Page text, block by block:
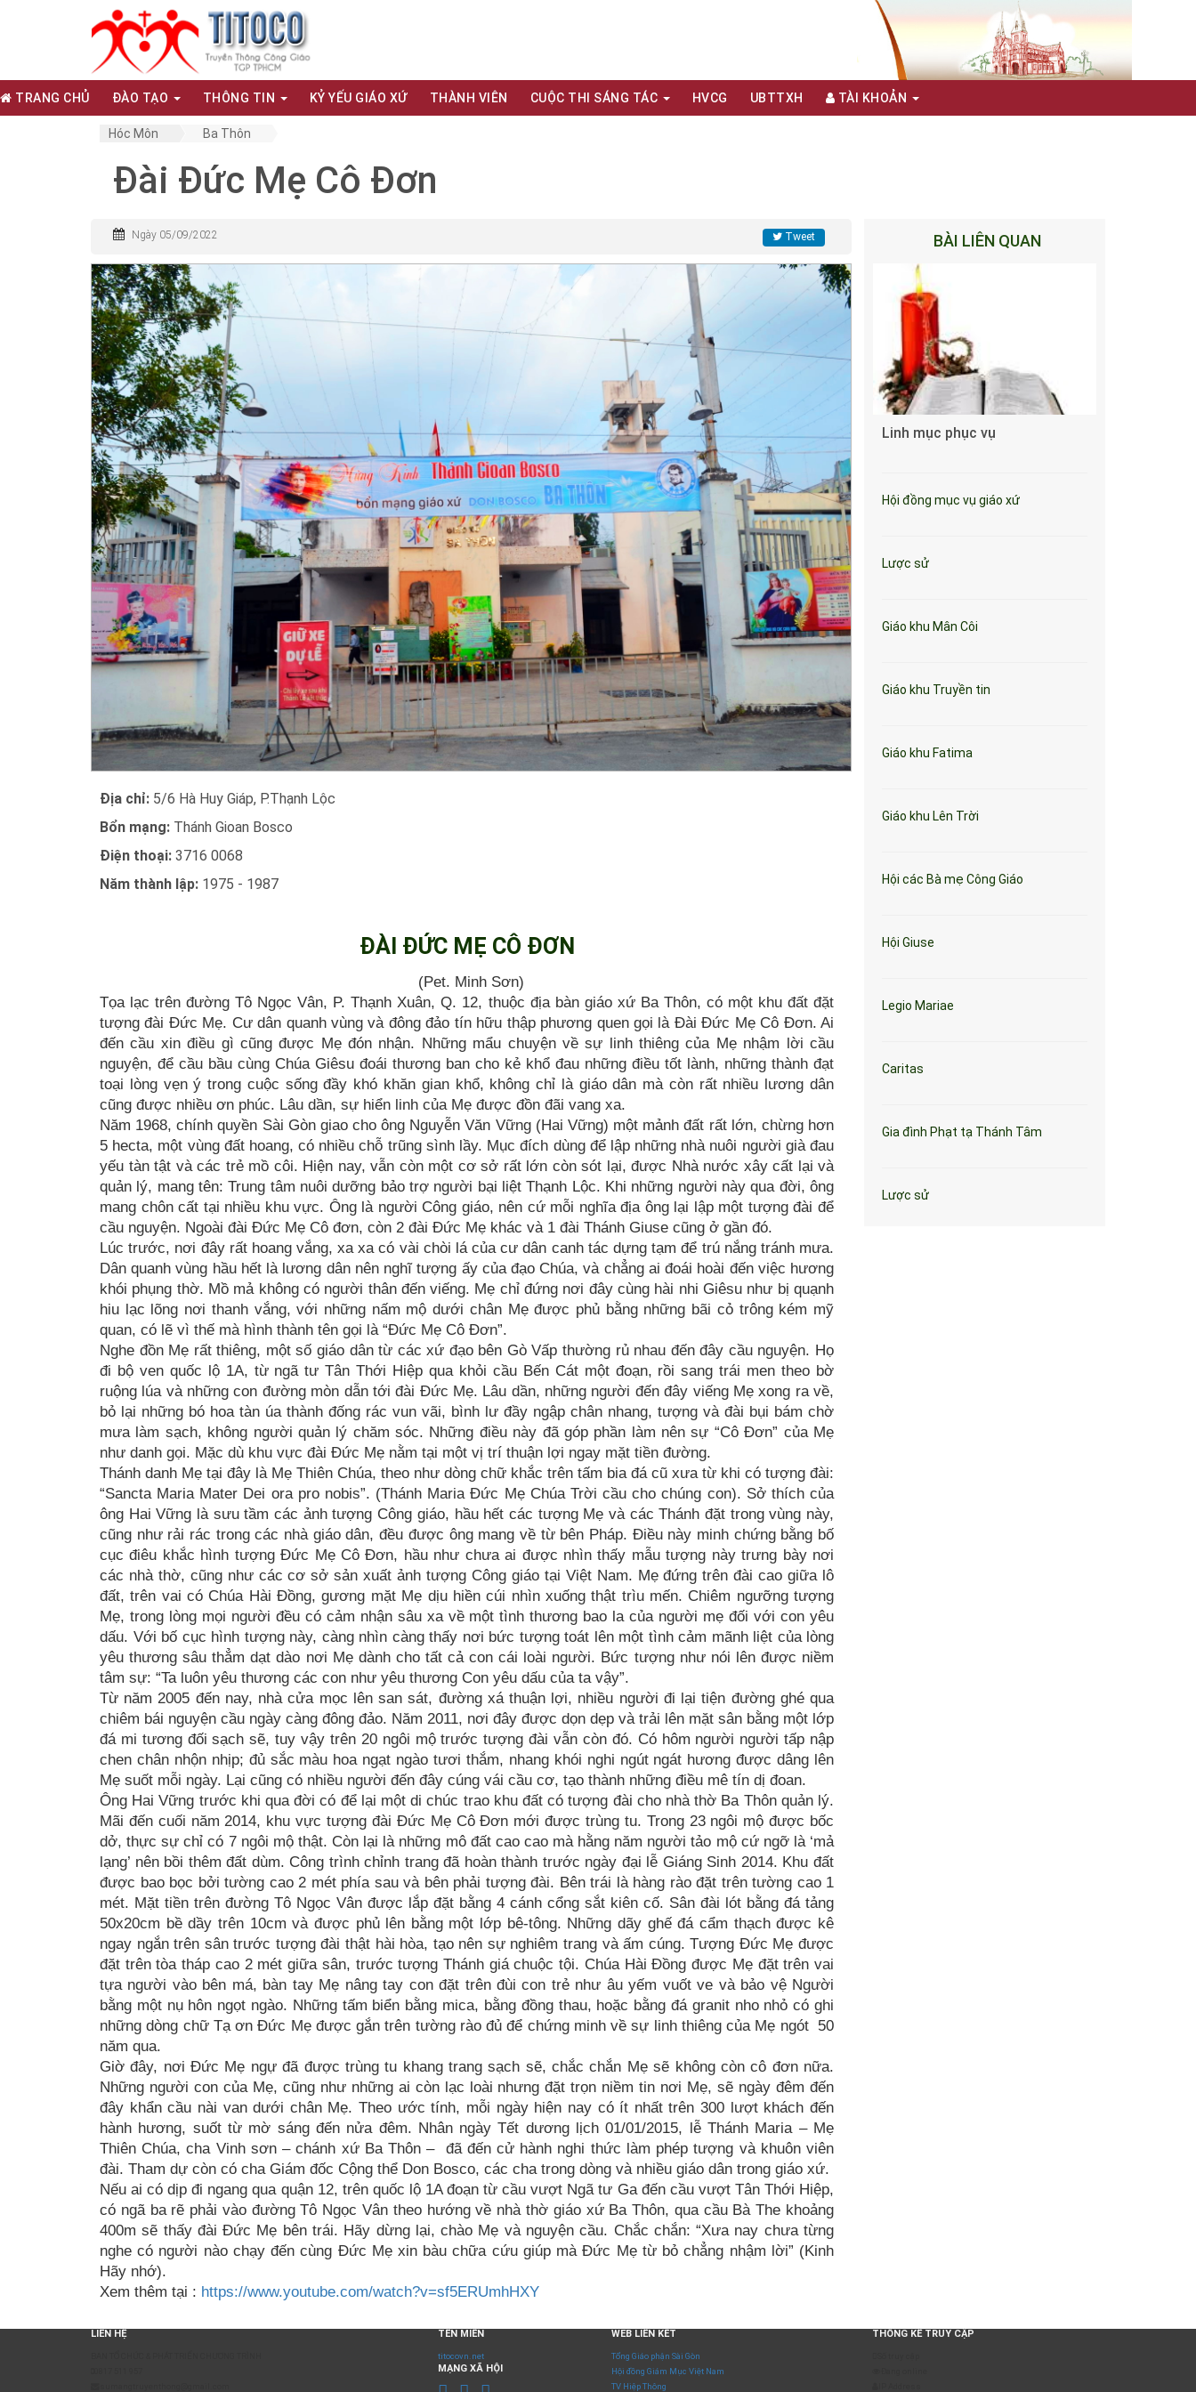
TRANG CHỦ ĐÀO TẠO THÔNG TIN KỶ YẾU GIÁO XỨ THÀNH VIÊN CUỘC THI SÁNG TÁC HVCG UBTTXH TÀI KHOẢN
Hóc Môn Ba Thôn
Đài Đức Mẹ Cô Đơn
Ngày 05/09/2022 Tweet
Địa chỉ: 5/6 Hà Huy Giáp, P.Thạnh Lộc
Bổn mạng: Thánh Gioan Bosco
Điện thoại: 3716 0068
Năm thành lập: 1975 - 1987
ĐÀI ĐỨC MẸ CÔ ĐƠN
(Pet. Minh Sơn)
Tọa lạc trên đường Tô Ngọc Vân, P. Thạnh Xuân, Q. 12, thuộc địa bàn giáo xứ Ba Thôn, có một khu đất đặt
tượng đài Đức Mẹ. Cư dân quanh vùng và đông đảo tín hữu thập phương quen gọi là Đài Đức Mẹ Cô Đơn. Ai
đến cầu xin điều gì cũng được Mẹ đón nhận. Những mẩu chuyện về sự linh thiêng của Mẹ nhậm lời cầu
nguyện, để cầu bầu cùng Chúa Giêsu đoái thương ban cho kẻ khổ đau những điều tốt lành, những thành đạt
toại lòng vẹn ý trong cuộc sống đầy khó khăn gian khổ, không chỉ là giáo dân mà còn rất nhiều lương dân
cũng được nhiều ơn phúc. Lâu dần, sự hiển linh của Mẹ được đồn đãi vang xa.
Năm 1968, chính quyền Sài Gòn giao cho ông Nguyễn Văn Vững (Hai Vững) một mảnh đất rất lớn, chừng hơn
5 hecta, một vùng đất hoang, có nhiều chỗ trũng sình lầy. Mục đích dùng để lập những nhà nuôi người già đau
yếu tàn tật và các trẻ mồ côi. Hiện nay, vẫn còn một cơ sở rất lớn còn sót lại, được Nhà nước xây cất lại và
quản lý, mang tên: Trung tâm nuôi dưỡng bảo trợ người bại liệt Thạnh Lộc. Khi những người này qua đời, ông
mang chôn cất tại nhiều khu vực. Ông là người Công giáo, nên cứ mỗi nghĩa địa ông lại lập một tượng đài để
cầu nguyện. Ngoài đài Đức Mẹ Cô đơn, còn 2 đài Đức Mẹ khác và 1 đài Thánh Giuse cũng ở gần đó.
Lúc trước, nơi đây rất hoang vắng, xa xa có vài chòi lá của cư dân canh tác dựng tạm để trú nắng tránh mưa.
Dân quanh vùng hầu hết là lương dân nên nghĩ tượng ấy của đạo Chúa, và chẳng ai đoái hoài đến việc hương
khói phụng thờ. Mồ mả không có người thân đến viếng. Mẹ chỉ đứng nơi đây cùng hài nhi Giêsu như bị quạnh
hiu lạc lõng nơi thanh vắng, với những nấm mộ dưới chân Mẹ được phủ bằng những bãi cỏ trông kém mỹ
quan, có lẽ vì thế mà hình thành tên gọi là “Đức Mẹ Cô Đơn”.
Nghe đồn Mẹ rất thiêng, một số giáo dân từ các xứ đạo bên Gò Vấp thường rủ nhau đến đây cầu nguyện. Họ
đi bộ ven quốc lộ 1A, từ ngã tư Tân Thới Hiệp qua khỏi cầu Bến Cát một đoạn, rồi sang trái men theo bờ
ruộng lúa và những con đường mòn dẫn tới đài Đức Mẹ. Lâu dần, những người đến đây viếng Mẹ xong ra về,
bỏ lại những bó hoa tàn úa thành đống rác vun vãi, bình lư đầy ngập chân nhang, tượng và đài bụi bám chờ
mưa làm sạch, không người quản lý chăm sóc. Những điều này đã góp phần làm nên sự “Cô Đơn” của Mẹ
như danh gọi. Mặc dù khu vực đài Đức Mẹ nằm tại một vị trí thuận lợi ngay mặt tiền đường.
Thánh danh Mẹ tại đây là Mẹ Thiên Chúa, theo như dòng chữ khắc trên tấm bia đá cũ xưa từ khi có tượng đài:
“Sancta Maria Mater Dei ora pro nobis”. (Thánh Maria Đức Mẹ Chúa Trời cầu cho chúng con). Sở thích của
ông Hai Vững là sưu tầm các ảnh tượng Công giáo, hầu hết các tượng Mẹ và các Thánh đặt trong vùng này,
cũng như rải rác trong các nhà giáo dân, đều được ông mang về từ bên Pháp. Điều này minh chứng bằng bố
cục điêu khắc hình tượng Đức Mẹ Cô Đơn, hầu như chưa ai được nhìn thấy mẫu tượng này trưng bày nơi
các nhà thờ, cũng như các cơ sở sản xuất ảnh tượng Công giáo tại Việt Nam. Mẹ đứng trên đài cao giữa lô
đất, trên vai có Chúa Hài Đồng, gương mặt Mẹ dịu hiền cúi nhìn xuống thật trìu mến. Chiêm ngưỡng tượng
Mẹ, trong lòng mọi người đều có cảm nhận sâu xa về một tình thương bao la của người mẹ đối với con yêu
dấu. Với bố cục hình tượng này, càng nhìn càng thấy nơi bức tượng toát lên một tình cảm mãnh liệt của lòng
yêu thương sâu thẳm dạt dào nơi Mẹ dành cho tất cả con cái loài người. Bức tượng như nói lên được niềm
tâm sự: “Ta luôn yêu thương các con như yêu thương Con yêu dấu của ta vậy”.
Từ năm 2005 đến nay, nhà cửa mọc lên san sát, đường xá thuận lợi, nhiều người đi lại tiện đường ghé qua
chiêm bái nguyện cầu ngày càng đông đảo. Năm 2011, nơi đây được dọn dẹp và trải lên mặt sân bằng một lớp
đá mi tương đối sạch sẽ, tuy vậy trên 20 ngôi mộ trước tượng đài vẫn còn đó. Có hôm người người tấp nập
chen chân nhộn nhịp; đủ sắc màu hoa ngạt ngào tươi thắm, nhang khói nghi ngút ngát hương được dâng lên
Mẹ suốt mỗi ngày. Lại cũng có nhiều người đến đây cúng vái cầu cơ, tạo thành những điều mê tín dị đoan.
Ông Hai Vững trước khi qua đời có để lại một di chúc trao khu đất có tượng đài cho nhà thờ Ba Thôn quản lý.
Mãi đến cuối năm 2014, khu vực tượng đài Đức Mẹ Cô Đơn mới được trùng tu. Trong 23 ngôi mộ được bốc
dở, thực sự chỉ có 7 ngôi mộ thật. Còn lại là những mô đất cao cao mà hằng năm người tảo mộ cứ ngỡ là ‘mả
lạng’ nên bồi thêm đất dùm. Công trình chỉnh trang đã hoàn thành trước ngày đại lễ Giáng Sinh 2014. Khu đất
được bao bọc bởi tường cao 2 mét phía sau và bên phải tượng đài. Bên trái là hàng rào đặt trên tường cao 1
mét. Mặt tiền trên đường Tô Ngọc Vân được lắp đặt bằng 4 cánh cổng sắt kiên cố. Sân đài lót bằng đá tảng
50x20cm bề dầy trên 10cm và được phủ lên bằng một lớp bê-tông. Những dãy ghế đá cẩm thạch được kê
ngay ngắn trên sân trước tượng đài thật hài hòa, tạo nên sự nghiêm trang và ấm cúng. Tượng Đức Mẹ được
đặt trên tòa tháp cao 2 mét giữa sân, trước tượng Thánh giá chuộc tội. Chúa Hài Đồng được Mẹ đặt trên vai
tựa người vào bên má, bàn tay Mẹ nâng tay con đặt trên đùi con trẻ như âu yếm vuốt ve và bảo vệ Người
bằng một nụ hôn ngọt ngào. Những tấm biển bằng mica, bằng đồng thau, hoặc bằng đá granit nho nhỏ có ghi
những dòng chữ Tạ ơn Đức Mẹ được gắn trên tường rào đủ để chứng minh về sự linh thiêng của Mẹ ngót 50
năm qua.
Giờ đây, nơi Đức Mẹ ngự đã được trùng tu khang trang sạch sẽ, chắc chắn Mẹ sẽ không còn cô đơn nữa.
Những người con của Mẹ, cũng như những ai còn lạc loài nhưng đặt trọn niềm tin nơi Mẹ, sẽ ngày đêm đến
đây khẩn cầu nài van dưới chân Mẹ. Theo ước tính, mỗi ngày hiện nay có ít nhất trên 300 lượt khách đến
hành hương, suốt từ mờ sáng đến nửa đêm. Nhân ngày Tết dương lịch 01/01/2015, lễ Thánh Maria – Mẹ
Thiên Chúa, cha Vinh sơn – chánh xứ Ba Thôn – đã đến cử hành nghi thức làm phép tượng và khuôn viên
đài. Tham dự còn có cha Giám đốc Cộng thể Don Bosco, các cha trong dòng và nhiều giáo dân trong giáo xứ.
Nếu ai có dịp đi ngang qua quận 12, trên quốc lộ 1A đoạn từ cầu vượt Ngã tư Ga đến cầu vượt Tân Thới Hiệp,
có ngã ba rẽ phải vào đường Tô Ngọc Vân theo hướng về nhà thờ giáo xứ Ba Thôn, qua cầu Bà The khoảng
400m sẽ thấy đài Đức Mẹ bên trái. Hãy dừng lại, chào Mẹ và nguyện cầu. Chắc chắn: “Xưa nay chưa từng
nghe có người nào chạy đến cùng Đức Mẹ xin bàu chữa cứu giúp mà Đức Mẹ từ bỏ chẳng nhậm lời” (Kinh
Hãy nhớ).
Xem thêm tại : https://www.youtube.com/watch?v=sf5ERUmhHXY
BÀI LIÊN QUAN
Linh mục phục vụ
Hội đồng mục vụ giáo xứ
Lược sử
Giáo khu Mân Côi
Giáo khu Truyền tin
Giáo khu Fatima
Giáo khu Lên Trời
Hội các Bà mẹ Công Giáo
Hội Giuse
Legio Mariae
Caritas
Gia đình Phạt tạ Thánh Tâm
Lược sử
LIÊN HỆ TÊN MIỀN
titocovn.net
MẠNG XÃ HỘI
WEB LIÊN KẾT
Tổng Giáo phận Sài Gòn
Hội đồng Giám Mục Việt Nam
TV Hiệp Thông
THỐNG KÊ TRUY CẬP